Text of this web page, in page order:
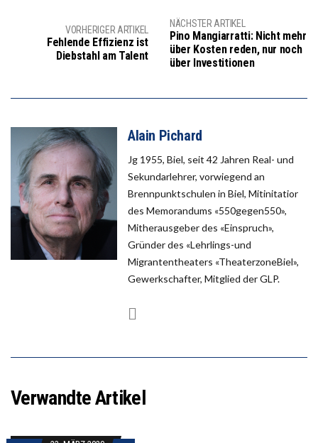
VORHERIGER ARTIKEL
Fehlende Effizienz ist
Diebstahl am Talent
NÄCHSTER ARTIKEL
Pino Mangiarratti: Nicht mehr
über Kosten reden, nur noch
über Investitionen
Alain Pichard
Jg 1955, Biel, seit 42 Jahren Real- und
Sekundarlehrer, vorwiegend an
Brennpunktschulen in Biel, Mitinitatior
des Memorandums «550gegen550»,
Mitherausgeber des «Einspruch»,
Gründer des «Lehrlings-und
Migrantentheaters «TheaterzoneBiel»,
Gewerkschafter, Mitglied der GLP.
Verwandte Artikel